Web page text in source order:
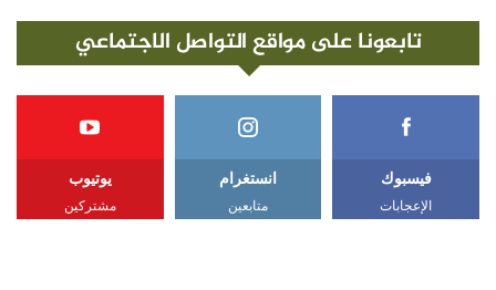
تابعونا على مواقع التواصل الاجتماعي
فيسبوك
الإعجابات
انستغرام
متابعين
يوتيوب
مشتركين